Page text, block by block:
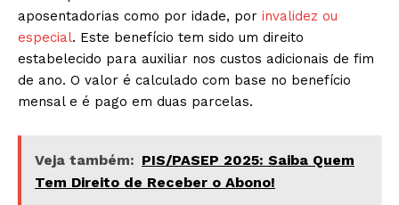
aposentadorias como por idade, por invalidez ou
especial. Este benefício tem sido um direito
estabelecido para auxiliar nos custos adicionais de fim
de ano. O valor é calculado com base no benefício
mensal e é pago em duas parcelas.
Veja também: PIS/PASEP 2025: Saiba Quem
Tem Direito de Receber o Abono!